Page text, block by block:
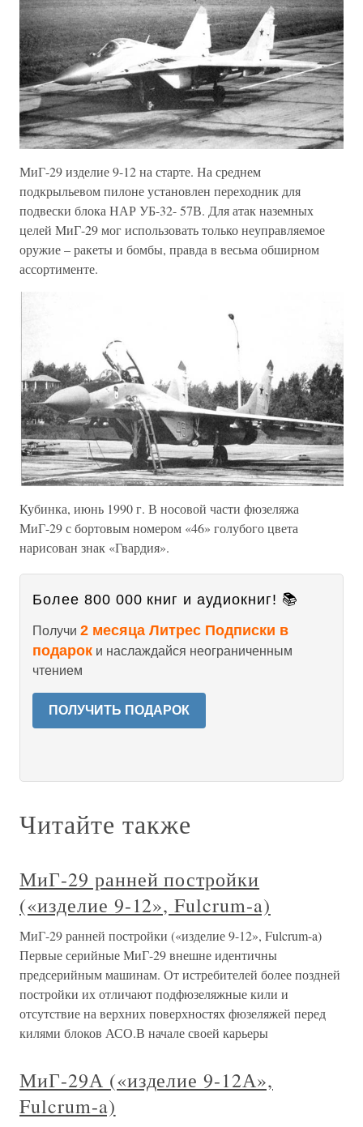
МиГ-29 изделие 9-12 на старте. На среднем
подкрыльевом пилоне установлен переходник для
подвески блока НАР УБ-32- 57В. Для атак наземных
целей МиГ-29 мог использовать только неуправляемое
оружие – ракеты и бомбы, правда в весьма обширном
ассортименте.
Кубинка, июнь 1990 г. В носовой части фюзеляжа
МиГ-29 с бортовым номером «46» голубого цвета
нарисован знак «Гвардия».
Более 800 000 книг и аудиокниг! 📚
Получи 2 месяца Литрес Подписки в
подарок и наслаждайся неограниченным
чтением
ПОЛУЧИТЬ ПОДАРОК
Читайте также
МиГ-29 ранней постройки
(«изделие 9-12», Fulcrum-a)
МиГ-29 ранней постройки («изделие 9-12», Fulcrum-a)
Первые серийные МиГ-29 внешне идентичны
предсерийным машинам. От истребителей более поздней
постройки их отличают подфюзеляжные кили и
отсутствие на верхних поверхностях фюзеляжей перед
килями блоков АСО.В начале своей карьеры
МиГ-29А («изделие 9-12А»,
Fulcrum-a)